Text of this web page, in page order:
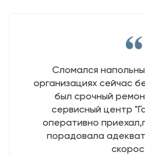
Сломался
организациях сейчас
был срочный
сервисный центр
оперативно
порадовала